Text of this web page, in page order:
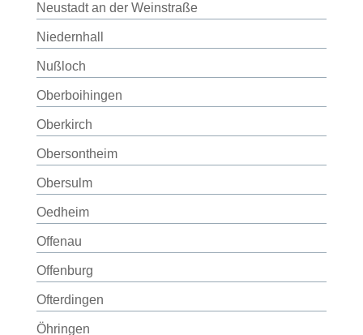
Neustadt an der Weinstraße
Niedernhall
Nußloch
Oberboihingen
Oberkirch
Obersontheim
Obersulm
Oedheim
Offenau
Offenburg
Ofterdingen
Öhringen